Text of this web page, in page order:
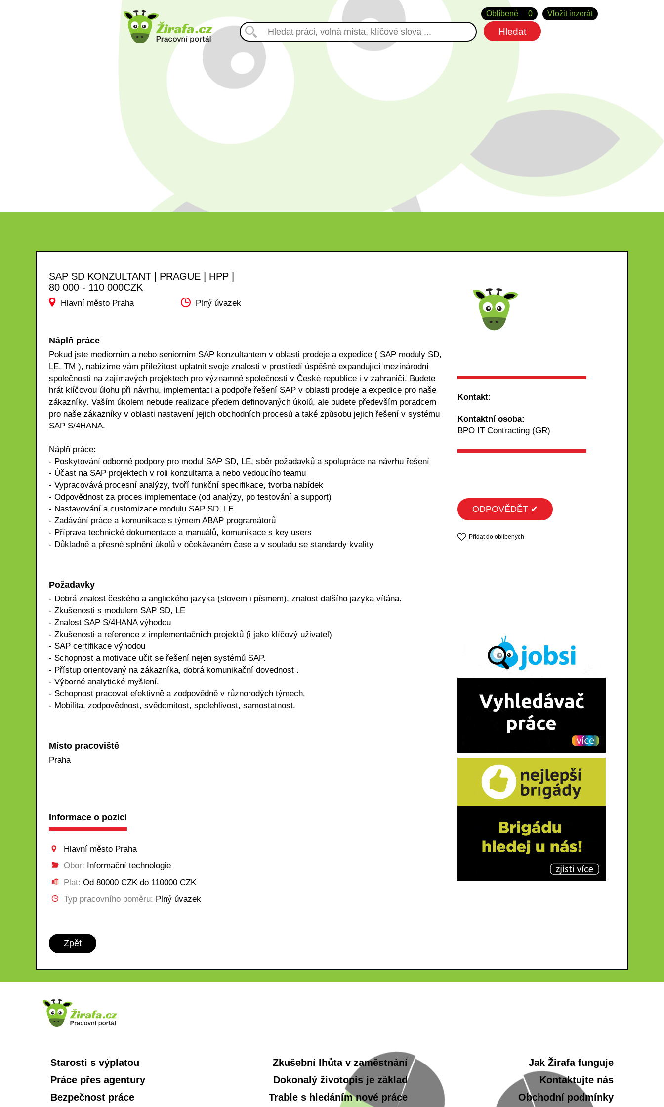
Vložit inzerát
Oblíbené 0
SAP SD KONZULTANT | PRAGUE | HPP |
80 000 - 110 000CZK
Hlavní město Praha Plný úvazek
Náplň práce
Pokud jste mediorním a nebo seniorním SAP konzultantem v oblasti prodeje a expedice ( SAP moduly SD,
LE, TM ), nabízíme vám příležitost uplatnit svoje znalosti v prostředí úspěšné expandující mezinárodní
společnosti na zajímavých projektech pro významné společnosti v České republice i v zahraničí. Budete
hrát klíčovou úlohu při návrhu, implementaci a podpoře řešení SAP v oblasti prodeje a expedice pro naše
zákazníky. Vaším úkolem nebude realizace předem definovaných úkolů, ale budete především poradcem
pro naše zákazníky v oblasti nastavení jejich obchodních procesů a také způsobu jejich řešení v systému
SAP S/4HANA.
Náplň práce:
- Poskytování odborné podpory pro modul SAP SD, LE, sběr požadavků a spolupráce na návrhu řešení
- Účast na SAP projektech v roli konzultanta a nebo vedoucího teamu
- Vypracovává procesní analýzy, tvoří funkční specifikace, tvorba nabídek
- Odpovědnost za proces implementace (od analýzy, po testování a support)
- Nastavování a customizace modulu SAP SD, LE
- Zadávání práce a komunikace s týmem ABAP programátorů
- Příprava technické dokumentace a manuálů, komunikace s key users
- Důkladně a přesné splnění úkolů v očekávaném čase a v souladu se standardy kvality
Požadavky
- Dobrá znalost českého a anglického jazyka (slovem i písmem), znalost dalšího jazyka vítána.
- Zkušenosti s modulem SAP SD, LE
- Znalost SAP S/4HANA výhodou
- Zkušenosti a reference z implementačních projektů (i jako klíčový uživatel)
- SAP certifikace výhodou
- Schopnost a motivace učit se řešení nejen systémů SAP.
- Přístup orientovaný na zákazníka, dobrá komunikační dovednost .
- Výborné analytické myšlení.
- Schopnost pracovat efektivně a zodpovědně v různorodých týmech.
- Mobilita, zodpovědnost, svědomitost, spolehlivost, samostatnost.
Místo pracoviště
Praha
Informace o pozici
Hlavní město Praha
Obor: Informační technologie
Plat: Od 80000 CZK do 110000 CZK
Typ pracovního poměru: Plný úvazek
Zpět
Kontakt:
Kontaktní osoba:
BPO IT Contracting (GR)
ODPOVĚDĚT ✔
Přidat do oblíbených
Starosti s výplatou
Práce přes agentury
Bezpečnost práce
Zkušební lhůta v zaměstnání
Dokonalý životopis je základ
Trable s hledáním nové práce
Jak Žirafa funguje
Kontaktujte nás
Obchodní podmínky